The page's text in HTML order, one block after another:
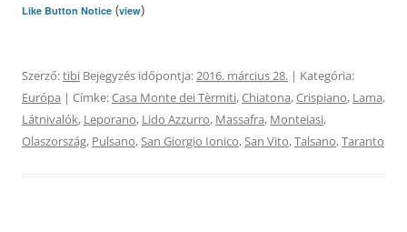
Like Button Notice (view)
Szerző:tibi Bejegyzés időpontja:2016. március 28. | Kategória:
Európa | Címke:Casa Monte dei Tèrmiti,Chiatona,Crispiano, Lama,
Látnivalók, Leporano, Lido Azzurro, Massafra, Monteiasi,
Olaszország, Pulsano,San Giorgio Ionico,San Vito,Talsano,Taranto